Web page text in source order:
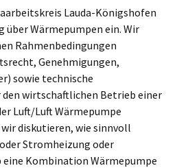
Lauda-Königshofen
über Wärmepumpen ein. Wir
Rahmenbedingungen
Genehmigungen,
sowie technische
wirtschaftlichen Betrieb einer
Luft/Luft Wärmepumpe
diskutieren, wie sinnvoll
Stromheizung oder
Kombination Wärmepumpe